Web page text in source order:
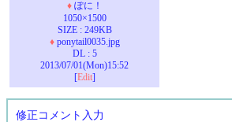
♦ぽに！
1050×1500
SIZE : 249KB
♦ponytail0035.jpg
DL : 5
2013/07/01(Mon)15:52
[Edit]
修正コメント入力